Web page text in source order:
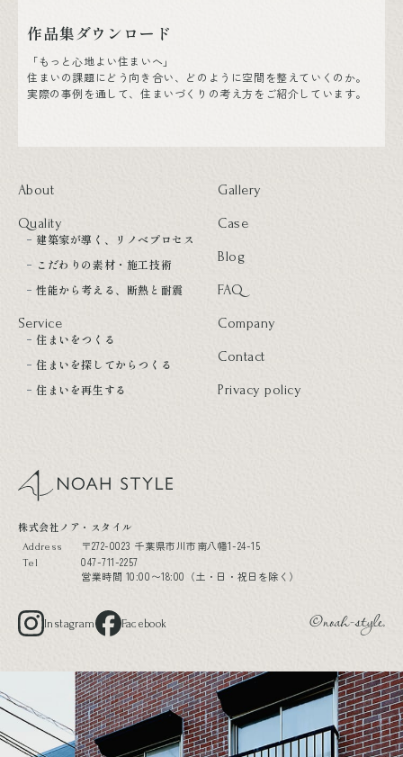
作品集ダウンロード
「もっと心地よい住まいへ」
住まいの課題にどう向き合い、どのように空間を整えていくのか。
実際の事例を通して、住まいづくりの考え方をご紹介しています。
About
Quality
建築家が導く、リノベプロセス
こだわりの素材・施工技術
性能から考える、断熱と耐震
Service
住まいをつくる
住まいを探してからつくる
住まいを再生する
Gallery
Case
Blog
FAQ
Company
Contact
Privacy policy
noah style
株式会社ノア・スタイル
Address 〒272-0023 千葉県市川市南八幡1-24-15
Tel
047-711-2257
営業時間 10:00〜18:00（土・日・祝日を除く）
Instagram Facebook